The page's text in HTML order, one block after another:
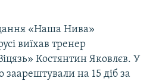
«Наша Нива»
виїхав тренер
Костянтин Яковлєв. У
заарештували на 15 діб за